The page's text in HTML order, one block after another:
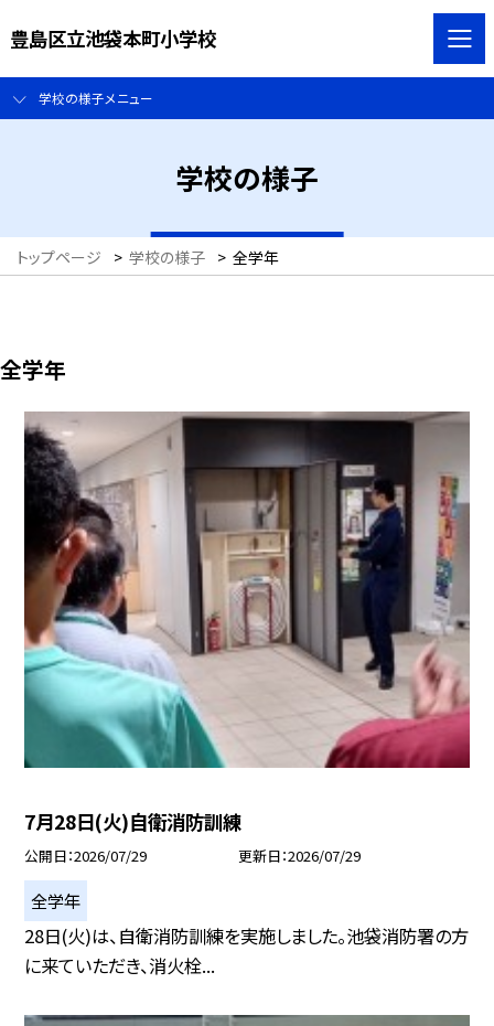
豊島区立池袋本町小学校
学校の様子メニュー
学校の様子
トップページ > 学校の様子 > 全学年
全学年
7月28日(火)自衛消防訓練
公開日 2026/07/29 更新日 2026/07/29
全学年
28日(火)は、自衛消防訓練を実施しました。池袋消防署の方
に来ていただき、消火栓...